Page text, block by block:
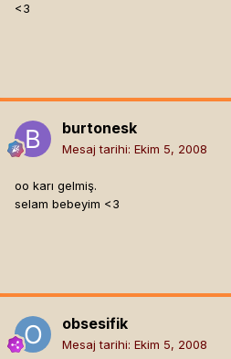
<3
burtonesk
Mesaj tarihi: Ekim 5, 2008
oo karı gelmiş.
selam bebeyim <3
obsesifik
Mesaj tarihi: Ekim 5, 2008